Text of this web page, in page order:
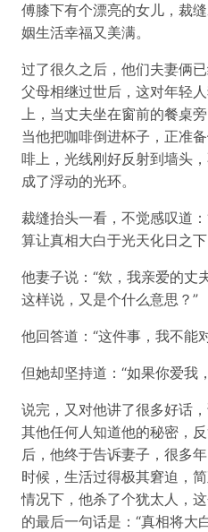
傅膝下有个漂亮的女儿，裁
姻生活幸福又美满。
过了很久之后，他们夫妻俩
父母相继过世后，这对年轻
上，当丈夫坐在窗前的餐桌
当他把咖啡倒进杯子，正准
啡上，光线刚好反射到墙头
成了浮动的光环。
裁缝抬头一看，不觉感叹道
算让真相大白于光天化日之
他妻子说：“欸，我亲爱的丈
这样说，又是个什么意思？”
他回答道：“这件事，我不能
但她却坚持道：“如果你爱我
说完，又对他讲了很多好话
其他任何人知道他的秘密，
后，他终于告诉妻子，很多
时候，生活过得极其窘迫，
情况下，他杀了个犹太人，
的最后一句话是：“真相将大